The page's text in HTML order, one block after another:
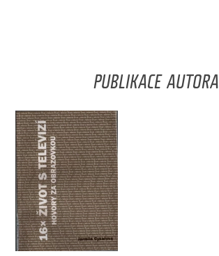
PUBLIKACE AUTORA